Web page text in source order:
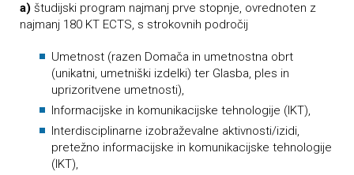
a) študijski program najmanj prve stopnje, ovrednoten z
najmanj 180 KT ECTS, s strokovnih področij
Umetnost (razen Domača in umetnostna obrt
(unikatni, umetniški izdelki) ter Glasba, ples in
uprizoritvene umetnosti),
Informacijske in komunikacijske tehnologije (IKT),
Interdisciplinarne izobraževalne aktivnosti/izidi,
pretežno informacijske in komunikacijske tehnologije
(IKT),